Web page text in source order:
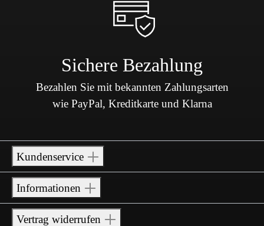
Sichere Bezahlung
Bezahlen Sie mit bekannten Zahlungsarten
wie PayPal, Kreditkarte und Klarna
Kundenservice
Informationen
Vertrag widerrufen